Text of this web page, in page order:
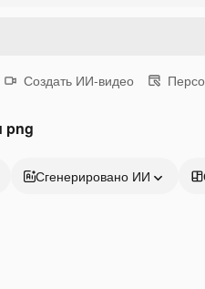
Создать ИИ-видео
png
Сгенерировано ИИ